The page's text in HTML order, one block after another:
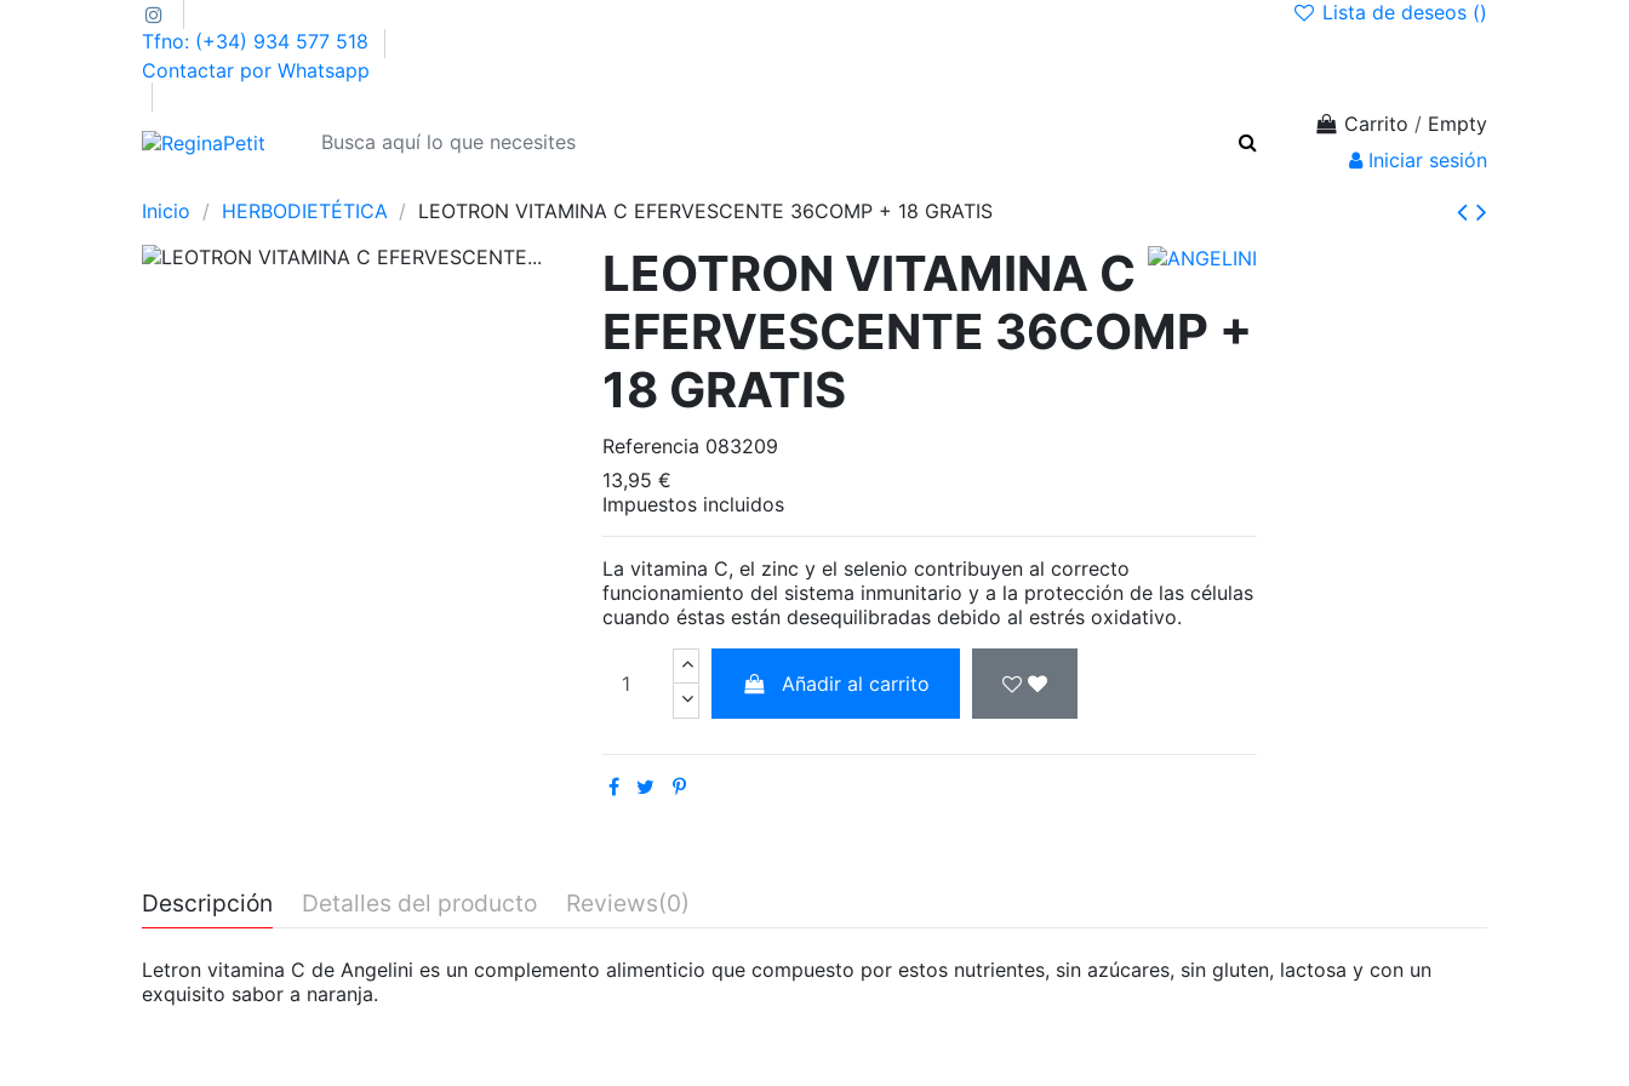
Tfno: (+34) 934 577 518
Contactar por Whatsapp
Lista de deseos ()
Carrito / Empty
Iniciar sesión
Inicio HERBODIETÉTICA LEOTRON VITAMINA C EFERVESCENTE 36COMP + 18 GRATIS
LEOTRON VITAMINA C
EFERVESCENTE 36COMP +
18 GRATIS
Referencia 083209
13,95 €
Impuestos incluidos
La vitamina C, el zinc y el selenio contribuyen al correcto
funcionamiento del sistema inmunitario y a la protección de las células
cuando éstas están desequilibradas debido al estrés oxidativo.
Añadir al carrito
Descripción Detalles del producto Reviews(0)
Letron vitamina C de Angelini es un complemento alimenticio que compuesto por estos nutrientes, sin azúcares, sin gluten, lactosa y con un
exquisito sabor a naranja.